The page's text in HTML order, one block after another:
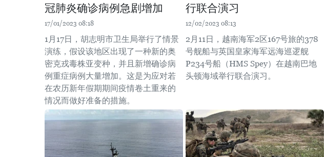
冠肺炎确诊病例急剧增加
17/01/2023 08:18
1月17日，胡志明市卫生局举行了情景
演练，假设该地区出现了一种新的奥
密克戎毒株亚变种，并且新增确诊病
例重症病例大量增加。这是为应对若
在农历新年假期期间疫情卷土重来的
情况而做好准备的措施。
行联合演习
12/02/2023 08:13
2月11日，越南海军2区167号旅的378
号舰船与英国皇家海军远海巡逻舰
P234号船（HMS Spey）在越南巴地
头顿海域举行联合演习。